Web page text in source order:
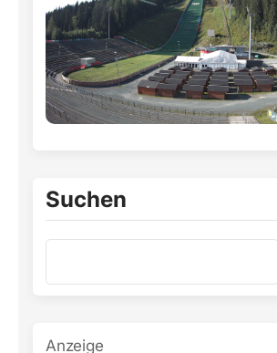
Suchen
Anzeige